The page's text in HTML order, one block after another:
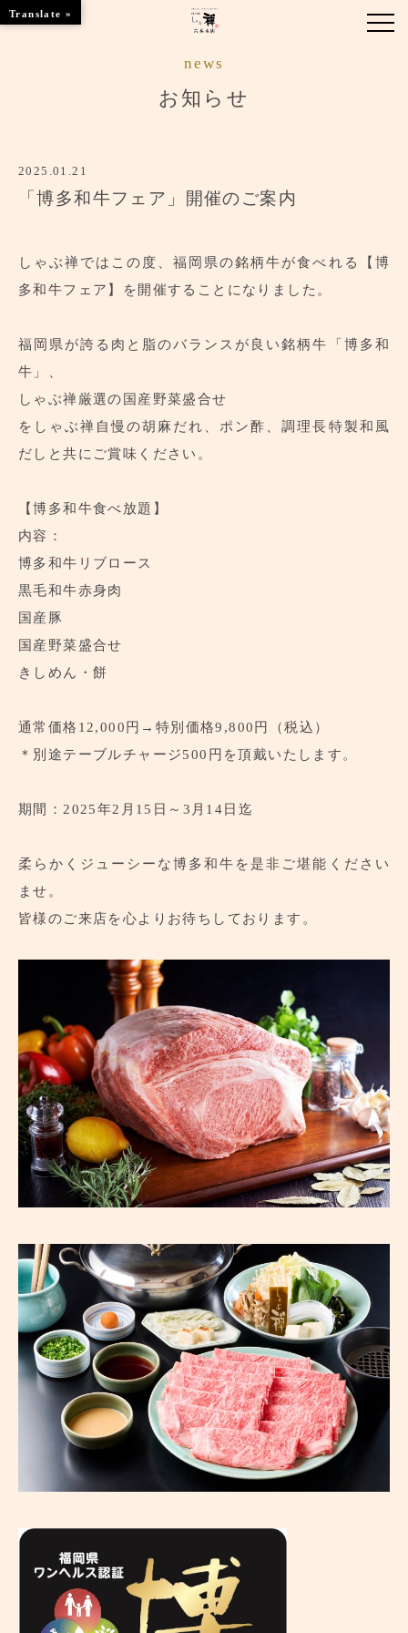
ご優待
news
お知らせ
2025.01.21
「博多和牛フェア」開催のご案内
しゃぶ禅ではこの度、福岡県の銘柄牛が食べれる【博
多和牛フェア】を開催することになりました。
福岡県が誇る肉と脂のバランスが良い銘柄牛「博多和
牛」、
しゃぶ禅厳選の国産野菜盛合せ
をしゃぶ禅自慢の胡麻だれ、ポン酢、調理長特製和風
だしと共にご賞味ください。
【博多和牛食べ放題】
内容：
博多和牛リブロース
黒毛和牛赤身肉
国産豚
国産野菜盛合せ
きしめん・餅
通常価格 12,000 円 → 特別価格9,800 円（税込）
＊別途テーブルチャージ500円を頂戴いたします。
期間：2025年2月15日～3月14日迄
柔らかくジューシーな博多和牛を是非ご堪能ください
ませ。
皆様のご来店を心よりお待ちしております。
Translate »